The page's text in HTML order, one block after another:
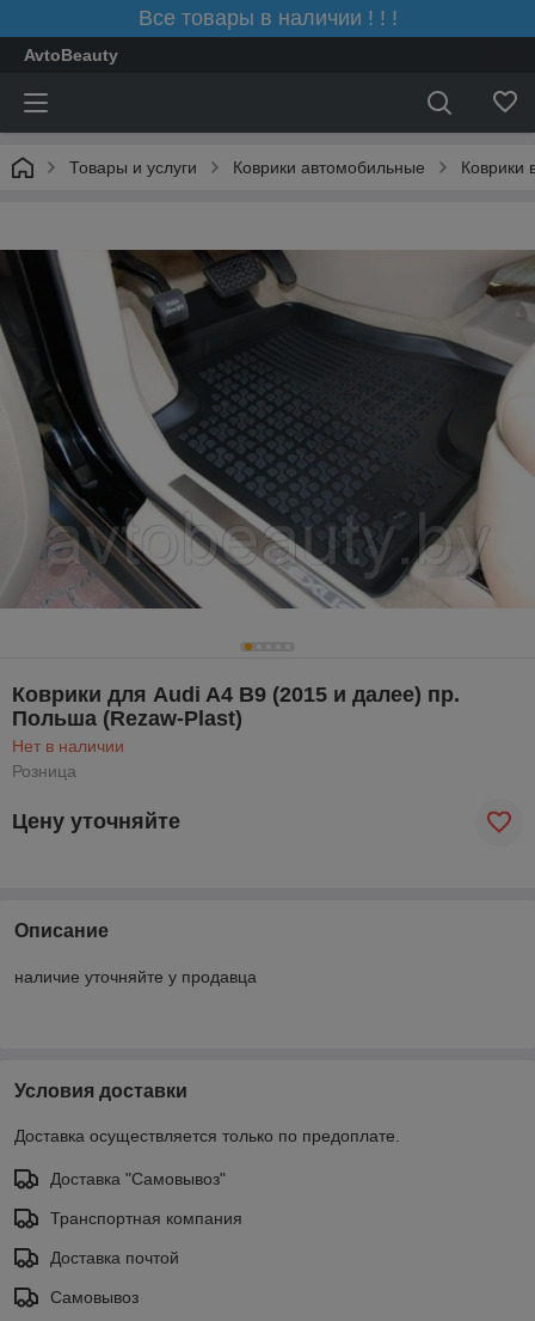
Все товары в наличии ! ! !
AvtoBeauty
Товары и услуги Коврики автомобильные Коврики
Коврики для Audi A4 B9 (2015 и далее) пр.
Польша (Rezaw-Plast)
Нет в наличии
Розница
Цену уточняйте
Описание
наличие уточняйте у продавца
Условия доставки
Доставка осуществляется только по предоплате.
Доставка "Самовывоз"
Транспортная компания
Доставка почтой
Самовывоз